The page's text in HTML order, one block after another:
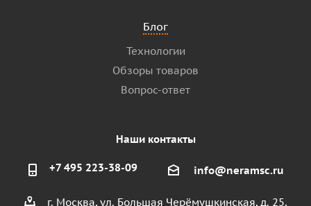
Блог
Технологии
Обзоры товаров
Вопрос-ответ
Наши контакты
+7 495 223-38-09 info@neramsc.ru
г. Москва, ул. Большая Черёмушкинская, д. 25,